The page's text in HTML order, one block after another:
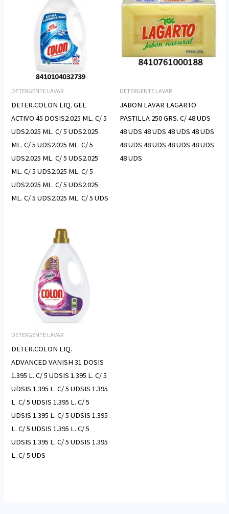
DETERGENTE LAVAR
DETER.COLON LIQ. GEL
ACTIVO 45 DOSIS2.025 ML. C/ 5
UDS2.025 ML. C/ 5 UDS2.025
ML. C/ 5 UDS2.025 ML. C/ 5
UDS2.025 ML. C/ 5 UDS2.025
ML. C/ 5 UDS2.025 ML. C/ 5
UDS2.025 ML. C/ 5 UDS2.025
ML. C/ 5 UDS2.025 ML. C/ 5 UDS
DETERGENTE LAVAR
JABON LAVAR LAGARTO
PASTILLA 250 GRS. C/ 48 UDS
48 UDS 48 UDS 48 UDS 48 UDS
48 UDS 48 UDS 48 UDS 48 UDS
48 UDS
DETERGENTE LAVAR
DETER.COLON LIQ.
ADVANCED VANISH 31 DOSIS
1.395 L. C/ 5 UDSIS 1.395 L. C/ 5
UDSIS 1.395 L. C/ 5 UDSIS 1.395
L. C/ 5 UDSIS 1.395 L. C/ 5
UDSIS 1.395 L. C/ 5 UDSIS 1.395
L. C/ 5 UDSIS 1.395 L. C/ 5
UDSIS 1.395 L. C/ 5 UDSIS 1.395
L. C/ 5 UDS